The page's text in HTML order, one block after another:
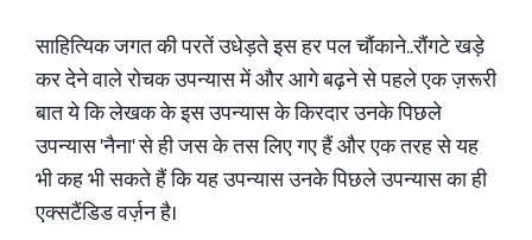
साहित्यिक जगत की परतें उधेड़ते इस हर पल चौंकाने..रौंगटे खड़े
कर देने वाले रोचक उपन्यास में और आगे बढ़ने से पहले एक ज़रूरी
बात ये कि लेखक के इस उपन्यास के किरदार उनके पिछले
उपन्यास 'नैना' से ही जस के तस लिए गए हैं और एक तरह से यह
भी कह भी सकते हैं कि यह उपन्यास उनके पिछले उपन्यास का ही
एक्सटैंडिड वर्ज़न है।